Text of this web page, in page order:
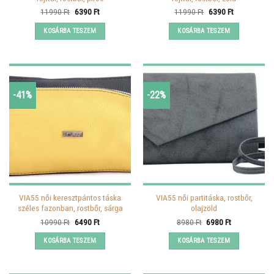
11990Ft Original
was:
11990 Ft.
6390FtCurrent
KOSÁRBA TESZEM
11990Ft Original
was:
11990 Ft.
6390FtCurrent
KOSÁRBA TESZEM
-41%
VIA55 női keresztpántos táska
széles fazonban, rostbőr, sárga
10990Ft Original
was:
10990 Ft.
6490FtCurrent
KOSÁRBA TESZEM
-22%
VIA55 női partitáska, rostbőr,
olajzöld
8980Ft Original
was:
8980 Ft.
6980FtCurrent
KOSÁRBA TESZEM